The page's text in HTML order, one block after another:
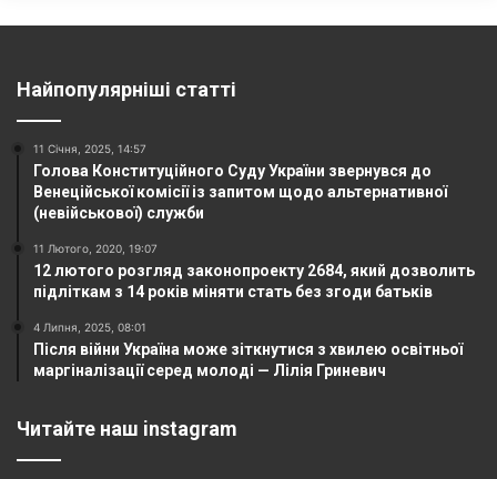
Найпопулярніші статті
11 Січня, 2025, 14:57
Голова Конституційного Суду України звернувся до
Венеційської комісії із запитом щодо альтернативної
(невійськової) служби
11 Лютого, 2020, 19:07
12 лютого розгляд законопроекту 2684, який дозволить
підліткам з 14 років міняти стать без згоди батьків
4 Липня, 2025, 08:01
Після війни Україна може зіткнутися з хвилею освітньої
маргіналізації серед молоді — Лілія Гриневич
Читайте наш instagram